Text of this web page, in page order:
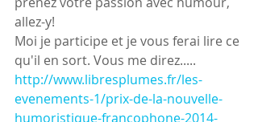
allez-y!
Moi je participe et je vous ferai lire ce
qu'il en sort. Vous me direz.....
http://www.libresplumes.fr/les-
evenements-1/prix-de-la-nouvelle-
humoristique-francophone-2014-